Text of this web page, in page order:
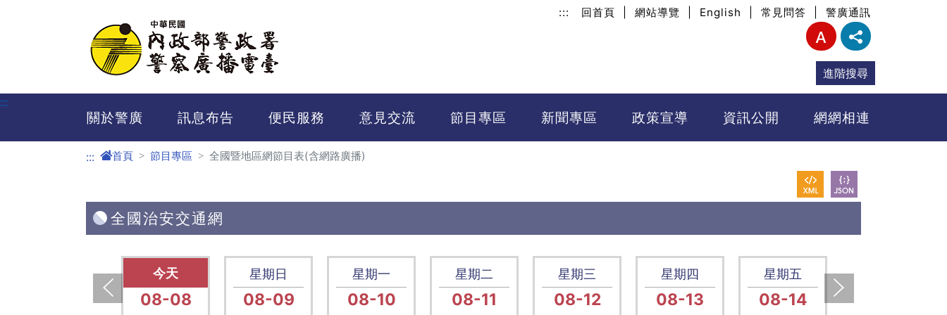
::: 回首頁 網站導覽 English 常見問答 警廣通訊
進階搜尋
:::
關於警廣 訊息布告 便民服務 意見交流 節目專區 新聞專區 政策宣導 資訊公開 網網相連
::: 首頁 節目專區 全國暨地區網節目表(含網路廣播)
全國治安交通網
上一張(Previous)
星期六
08-08
星期日
08-09
星期一
08-10
星期二
08-11
星期三
08-12
星期四
08-13
星期五
08-14 下一張(Next)